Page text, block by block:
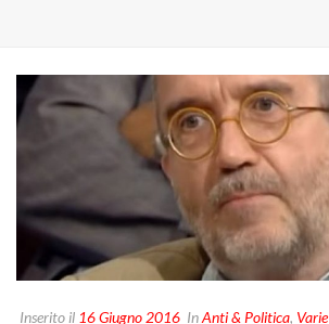
Inserito il 16 Giugno 2016 InAnti & Politica, Varie